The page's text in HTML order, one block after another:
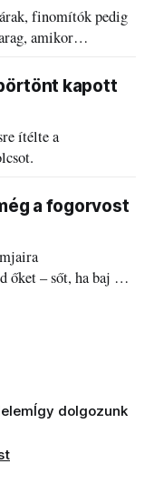
finomítók pedig
amikor
kapott
ítélte a
a fogorvost
– sőt, ha baj van
Így dolgozunk